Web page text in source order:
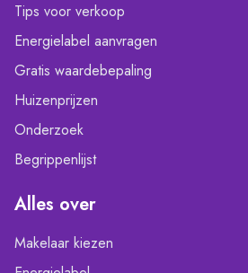
Tips voor verkoop
Energielabel aanvragen
Gratis waardebepaling
Huizenprijzen
Onderzoek
Begrippenlijst
Alles over
Makelaar kiezen